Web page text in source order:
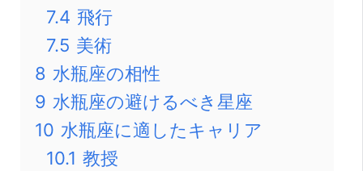
7.4 飛行
7.5 美術
8 水瓶座の相性
9 水瓶座の避けるべき星座
10 水瓶座に適したキャリア
10.1 教授